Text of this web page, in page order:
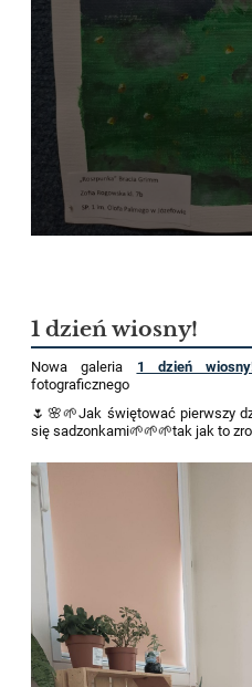
1 dzień wiosny!
Nowa galeria 1 dzień
fotograficznego
🌷🌸🌱Jak świętować pierwszy
się sadzonkami🌱🌱🌱tak jak to